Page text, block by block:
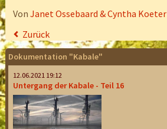
Von Janet Ossebaard & Cyntha Koeter
Zurück
Dokumentation "Kabale"
12.06.2021 19:12
Untergang der Kabale - Teil 16